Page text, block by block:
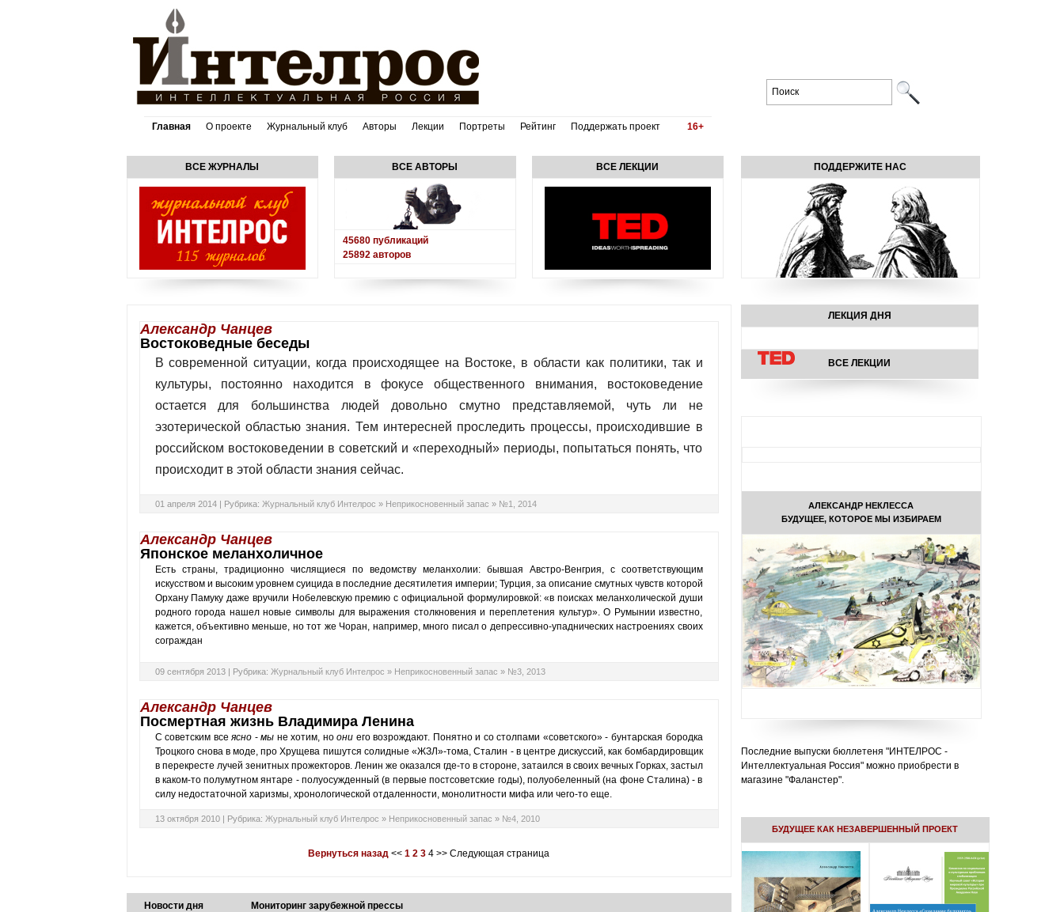
Главная О проекте Журнальный клуб Авторы Лекции Портреты Рейтинг Поддержать проект 16+
ВСЕ ЖУРНАЛЫ ВСЕ АВТОРЫ
45680публикаций
25892авторов
ВСЕ ЛЕКЦИИ
Александр Чанцев
Востоковедные беседы
В современной ситуации, когда происходящее на Востоке, в области как политики, так и
культуры, постоянно находится в фокусе общественного внимания, востоковедение
остается для большинства людей довольно смутно представляемой, чуть ли не
эзотерической областью знания. Тем интересней проследить процессы, происходившие в
российском востоковедении в советский и «переходный» периоды, попытаться понять, что
происходит в этой области знания сейчас.
01 апреля 2014 | Рубрика: Журнальный клуб Интелрос » Неприкосновенный запас » №1, 2014
Александр Чанцев
Японское меланхоличное
Есть страны, традиционно числящиеся по ведомству меланхолии: бывшая Австро-Венгрия, с соответствующим
искусством и высоким уровнем суицида в последние десятилетия империи; Турция, за описание смутных чувств которой
Орхану Памуку даже вручили Нобелевскую премию с официальной формулировкой: «в поисках меланхолической души
родного города нашел новые символы для выражения столкновения и переплетения культур». О Румынии известно,
кажется, объективно меньше, но тот же Чоран, например, много писал о депрессивно-упаднических настроениях своих
сограждан
09 сентября 2013 | Рубрика: Журнальный клуб Интелрос » Неприкосновенный запас » №3, 2013
Александр Чанцев
Посмертная жизнь Владимира Ленина
С советским всеясно -мы не хотим, ноони его возрождают. Понятно и со столпами «советского» - бунтарская бородка
Троцкого снова в моде, про Хрущева пишутся солидные «ЖЗЛ»-тома, Сталин - в центре дискуссий, как бомбардировщик
в перекресте лучей зенитных прожекторов. Ленин же оказался где-то в стороне, затаился в своих вечных Горках, застыл
в каком-то полумутном янтаре - полуосужденный (в первые постсоветские годы), полуобеленный (на фоне Сталина) - в
силу недостаточной харизмы, хронологической отдаленности, монолитности мифа или чего-то еще.
13 октября 2010 | Рубрика: Журнальный клуб Интелрос » Неприкосновенный запас » №4, 2010
Вернуться назад << 1 2 3 4 >> Следующая страница
Новости дня Мониторинг зарубежной прессы
ПОДДЕРЖИТЕ НАС
ЛЕКЦИЯ ДНЯ
ВСЕ ЛЕКЦИИ
АЛЕКСАНДР НЕКЛЕССА
БУДУЩЕЕ, КОТОРОЕ МЫ ИЗБИРАЕМ
Последние выпуски бюллетеня "ИНТЕЛРОС -
Интеллектуальная Россия" можно приобрести в
магазине "Фаланстер".
БУДУЩЕЕ КАК НЕЗАВЕРШЕННЫЙ ПРОЕКТ